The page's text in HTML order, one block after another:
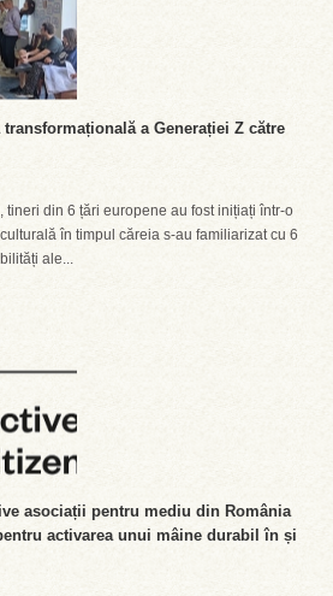
a Generației Z către
tineri din 6 țări europene au fost inițiați într-o
în timpul căreia s-au familiarizat cu 6
ale...
asociații pentru mediu din România
activarea unui mâine durabil în și